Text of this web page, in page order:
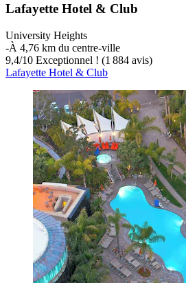
Lafayette Hotel & Club
University Heights
‐À 4,76 km du centre-ville
9,4/10 Exceptionnel ! (1 884 avis)
Lafayette Hotel & Club